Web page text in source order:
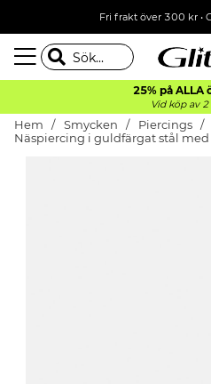
Fri frakt över 300 kr•
25% på ALLA
Vid köp av 2
Hem Smycken Piercings
Näspiercing i guldfärgat stål med